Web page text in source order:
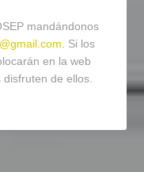
mandándonos
. Si los
en la web
de ellos.